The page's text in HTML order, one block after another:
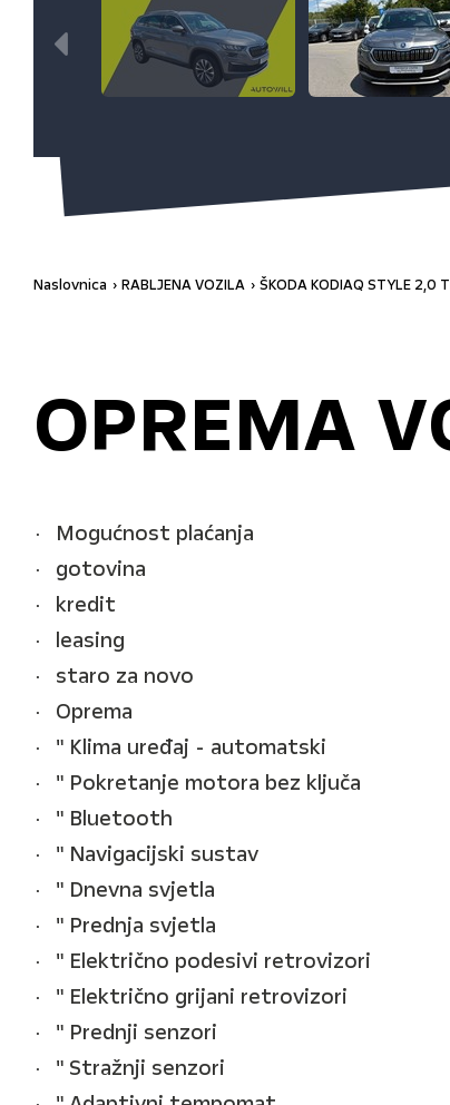
Naslovnica RABLJENA VOZILA ŠKODA KODIAQ STYLE 2,0
OPREMA
Mogućnost plaćanja
gotovina
kredit
leasing
staro za novo
Oprema
" Klima uređaj - automatski
" Pokretanje motora bez ključa
" Bluetooth
" Navigacijski sustav
" Dnevna svjetla
" Prednja svjetla
" Električno podesivi retrovizori
" Električno grijani retrovizori
" Prednji senzori
" Stražnji senzori